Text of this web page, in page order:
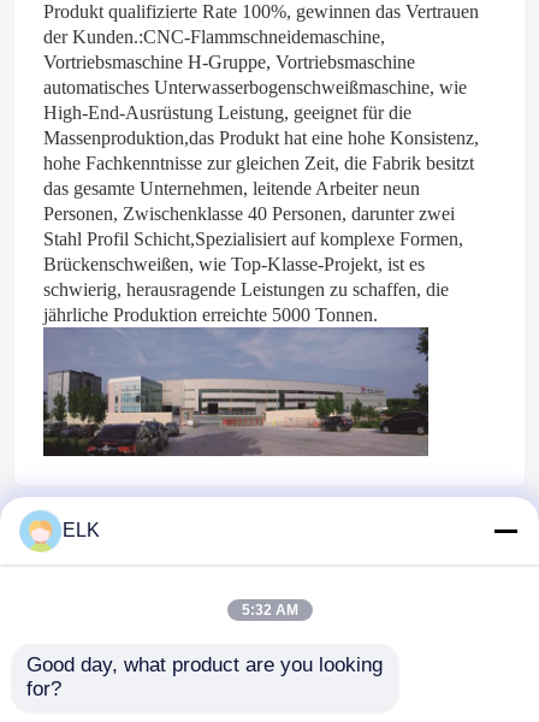
Zu Hause
Produkte
Über uns
Werksbesichtigung
Qualitätskontrolle
Kontakt mit uns
Rechtssachen
Produkt qualifizierte Rate 100%, gewinnen das Vertrauen
der Kunden.:CNC-Flammschneidemaschine,
Vortriebsmaschine H-Gruppe, Vortriebsmaschine
automatisches Unterwasserbogenschweißmaschine, wie
High-End-Ausrüstung Leistung, geeignet für die
Massenproduktion,das Produkt hat eine hohe Konsistenz,
hohe Fachkenntnisse zur gleichen Zeit, die Fabrik besitzt
das gesamte Unternehmen, leitende Arbeiter neun
Personen, Zwischenklasse 40 Personen, darunter zwei
Stahl Profil Schicht,Spezialisiert auf komplexe Formen,
Brückenschweißen, wie Top-Klasse-Projekt, ist es
schwierig, herausragende Leistungen zu schaffen, die
jährliche Produktion erreichte 5000 Tonnen.
Startseite
Sitemap
Privacy policy
QualitätStahlkonstruktionslagerChina
ELK
5:32 AM
Good day, what product are you looking
for?